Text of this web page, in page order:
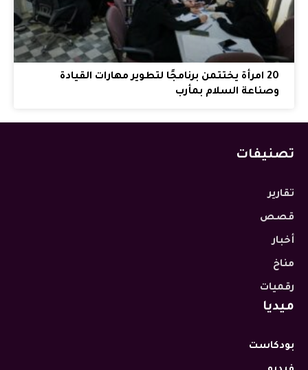
20 امرأة يختتمن برنامجًا لتطوير مهارات القيادة
وصناعة السلام بمأرب
تصنيفات
تقارير
قصص
أخبار
مناخ
رقميات
ميديا
بودكاست